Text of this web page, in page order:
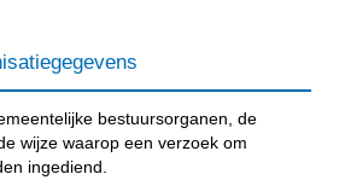
bestuursorganen, de
wijze waarop een verzoek om
ingediend.